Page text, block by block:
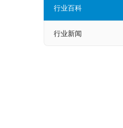
行业百科
行业新闻